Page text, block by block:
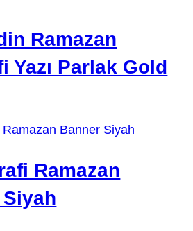
Ramazan
Yazı Parlak Gold
Ramazan